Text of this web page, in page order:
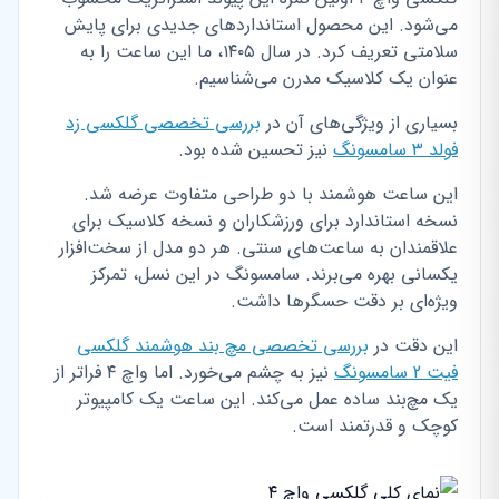
می‌شود. این محصول استانداردهای جدیدی برای پایش
سلامتی تعریف کرد. در سال ۱۴۰۵، ما این ساعت را به
عنوان یک کلاسیک مدرن می‌شناسیم.
بسیاری از ویژگی‌های آن در بررسی تخصصی گلکسی زد
فولد ۳ سامسونگ
نیز تحسین شده بود.
این ساعت هوشمند با دو طراحی متفاوت عرضه شد.
نسخه استاندارد برای ورزشکاران و نسخه کلاسیک برای
علاقمندان به ساعت‌های سنتی. هر دو مدل از سخت‌افزار
یکسانی بهره می‌برند. سامسونگ در این نسل، تمرکز
ویژه‌ای بر دقت حسگرها داشت.
این دقت در بررسی تخصصی مچ بند هوشمند گلکسی
فیت 2 سامسونگ
نیز به چشم می‌خورد. اما واچ ۴ فراتر از
یک مچ‌بند ساده عمل می‌کند. این ساعت یک کامپیوتر
کوچک و قدرتمند است.